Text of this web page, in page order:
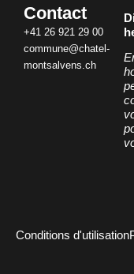
Contact
+41 26 921 29 00
commune@chatel-
montsalvens.ch
Conditions d'utilisation